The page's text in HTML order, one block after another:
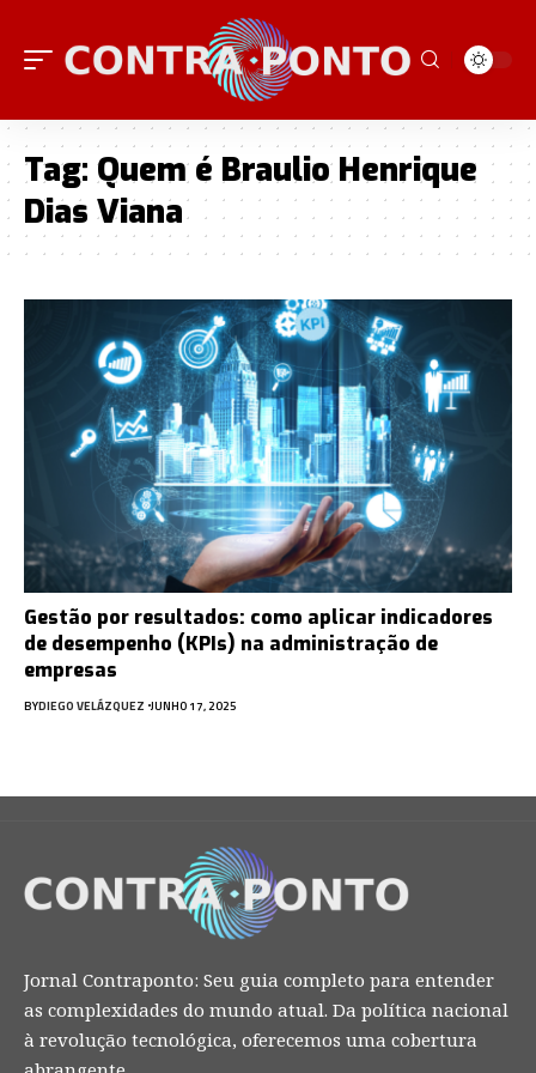
Tag: Quem é Braulio Henrique
Dias Viana
Gestão por resultados: como aplicar indicadores
de desempenho (KPIs) na administração de
empresas
BYDIEGO VELÁZQUEZ JUNHO 17, 2025
Jornal Contraponto: Seu guia completo para entender
as complexidades do mundo atual. Da política nacional
à revolução tecnológica, oferecemos uma cobertura